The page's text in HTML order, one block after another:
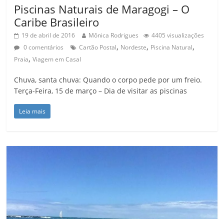
Piscinas Naturais de Maragogi – O
Caribe Brasileiro
19 de abril de 2016 Mônica Rodrigues
4405 visualizações
0 comentários
Cartão Postal, Nordeste, Piscina Natural,
Praia,Viagem em Casal
Chuva, santa chuva: Quando o corpo pede por um freio.
Terça-Feira, 15 de março – Dia de visitar as piscinas
Leia mais